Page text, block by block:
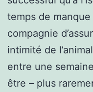
temps de
compagnie
intimité de
entre une
être – plus